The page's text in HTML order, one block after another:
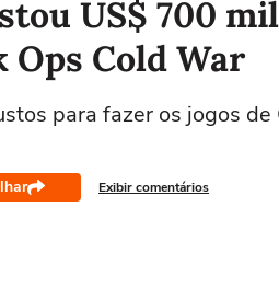
US$ 700
Cold War
para fazer os jogos
Exibir comentários